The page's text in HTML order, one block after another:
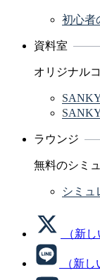
初心者
資料室
オリジナル
ラウンジ
無料のシミ
シミュ
（新
（新